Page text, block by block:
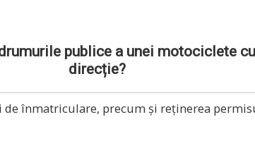
publice a unei motociclete
direcție?
înmatriculare, precum și reținerea